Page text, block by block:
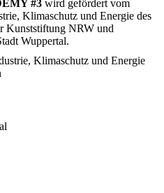
#3 wird gefördert vom
Klimaschutz und Energie des
Kunststiftung NRW und
Wuppertal.